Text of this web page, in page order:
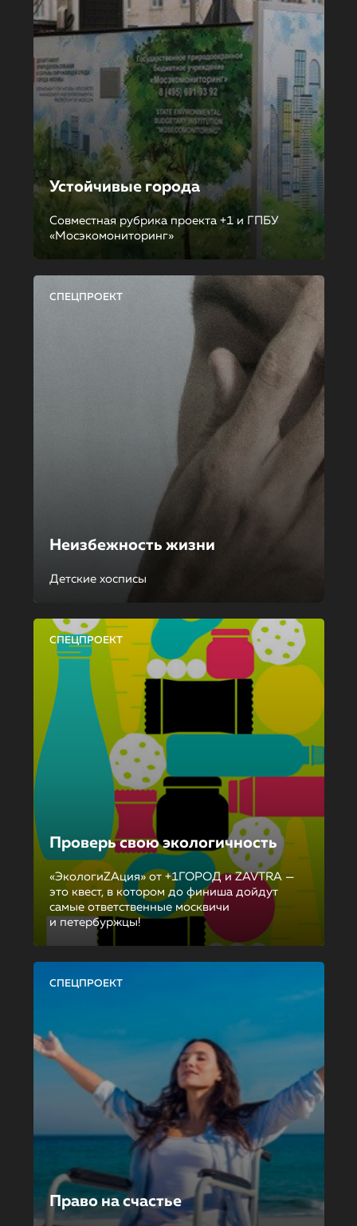
Устойчивые города
Совместная рубрика проекта +1 и ГПБУ
«Мосэкомониторинг»
СПЕЦПРОЕКТ
Неизбежность жизни
Детские хосписы
СПЕЦПРОЕКТ
Проверь свою экологичность
«ЭкологиZAция» от +1ГОРОД и ZAVTRA —
это квест, в котором до финиша дойдут
самые ответственные москвичи
и петербуржцы!
СПЕЦПРОЕКТ
Право на счастье